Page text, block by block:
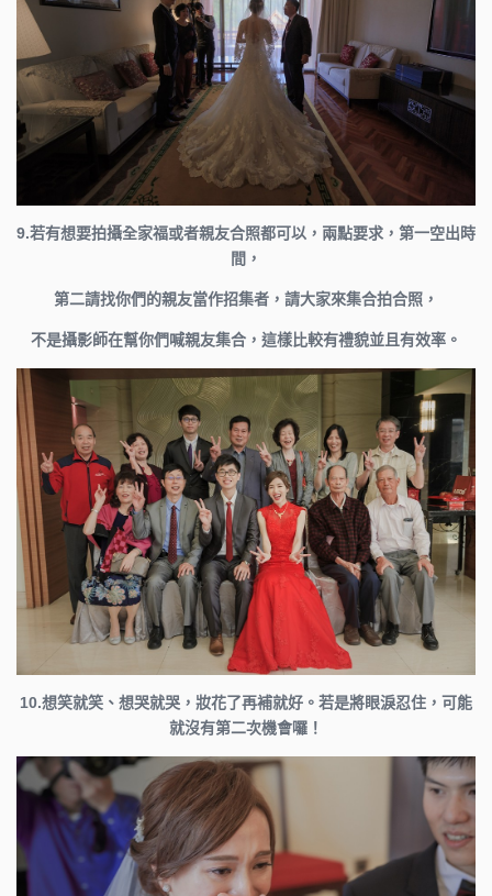
9.若有想要拍攝全家福或者親友合照都可以，兩點要求，第一空出時
間，
第二請找你們的親友當作招集者，請大家來集合拍合照，
不是攝影師在幫你們喊親友集合，這樣比較有禮貌並且有效率。
10.想笑就笑、想哭就哭，妝花了再補就好。若是將眼淚忍住，可能
就沒有第二次機會囉！